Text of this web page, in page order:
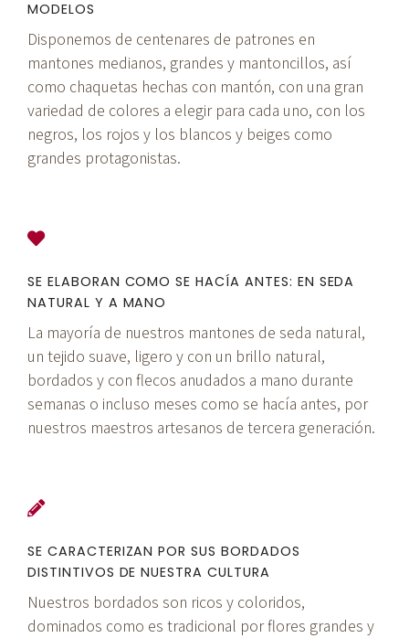
MODELOS
Disponemos de centenares de patrones en
mantones medianos, grandes y mantoncillos, así
como chaquetas hechas con mantón, con una gran
variedad de colores a elegir para cada uno, con los
negros, los rojos y los blancos y beiges como
grandes protagonistas.
SE ELABORAN COMO SE HACÍA ANTES: EN SEDA
NATURAL Y A MANO
La mayoría de nuestros mantones de seda natural,
un tejido suave, ligero y con un brillo natural,
bordados y con flecos anudados a mano durante
semanas o incluso meses como se hacía antes, por
nuestros maestros artesanos de tercera generación.
SE CARACTERIZAN POR SUS BORDADOS
DISTINTIVOS DE NUESTRA CULTURA
Nuestros bordados son ricos y coloridos,
dominados como es tradicional por flores grandes y